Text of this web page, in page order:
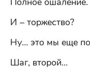
И – торжество?
Ну… это мы еще
Шаг, второй…